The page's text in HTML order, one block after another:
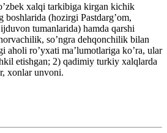
xalqi tarkibiga kirgan kichik
boshlarida (hozirgi Pastdarg’om,
tumanlarida) hamda qarshi
so’ngra dehqonchilik bilan
aholi ro’yxati ma’lumotlariga ko’ra, ular
etishgan; 2) qadimiy turkiy xalqlarda
xonlar unvoni.